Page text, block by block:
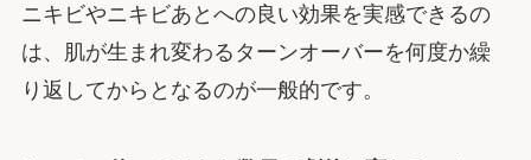
ニキビやニキビあとへの良い効果を実感できるの
は、肌が生まれ変わるターンオーバーを何度か繰
り返してからとなるのが一般的です。